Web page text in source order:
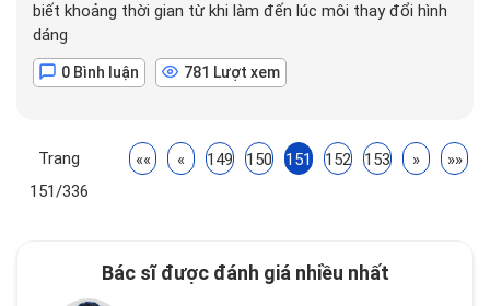
biết khoảng thời gian từ khi làm đến lúc môi thay đổi hình
dáng
0 Bình luận 781 Lượt xem
Trang
151/336
«« « 149 150 151 152 153 » »»
Bác sĩ được đánh giá nhiều nhất